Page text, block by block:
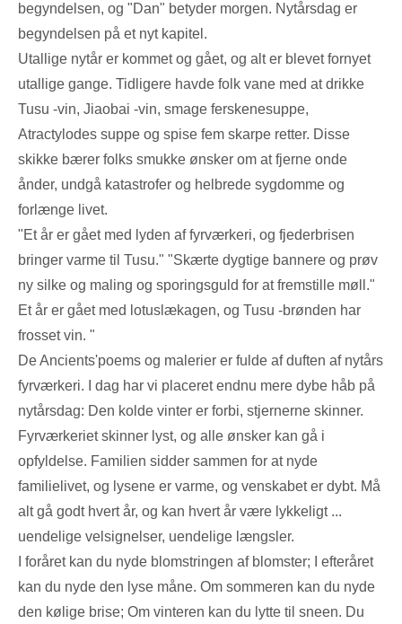
begyndelsen, og "Dan" betyder morgen. Nytårsdag er
begyndelsen på et nyt kapitel.
Utallige nytår er kommet og gået, og alt er blevet fornyet
utallige gange. Tidligere havde folk vane med at drikke
Tusu -vin, Jiaobai -vin, smage ferskenesuppe,
Atractylodes suppe og spise fem skarpe retter. Disse
skikke bærer folks smukke ønsker om at fjerne onde
ånder, undgå katastrofer og helbrede sygdomme og
forlænge livet.
"Et år er gået med lyden af ​​fyrværkeri, og fjederbrisen
bringer varme til Tusu." "Skærte dygtige bannere og prøv
ny silke og maling og sporingsguld for at fremstille møll."
Et år er gået med lotuslækagen, og Tusu -brønden har
frosset vin. "
De Ancients'poems og malerier er fulde af duften af ​​nytårs
fyrværkeri. I dag har vi placeret endnu mere dybe håb på
nytårsdag: Den kolde vinter er forbi, stjernerne skinner.
Fyrværkeriet skinner lyst, og alle ønsker kan gå i
opfyldelse. Familien sidder sammen for at nyde
familielivet, og lysene er varme, og venskabet er dybt. Må
alt gå godt hvert år, og kan hvert år være lykkeligt ...
uendelige velsignelser, uendelige længsler.
I foråret kan du nyde blomstringen af ​​blomster; I efteråret
kan du nyde den lyse måne. Om sommeren kan du nyde
den kølige brise; Om vinteren kan du lytte til sneen. Du